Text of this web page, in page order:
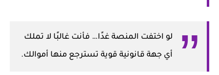
لو اختفت المنصة غدًا… فأنت غالبًا لا تملك
أي جهة قانونية قوية تسترجع منها أموالك.